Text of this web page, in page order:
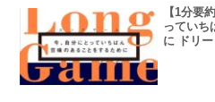
【1分要
っていち
に ドリ